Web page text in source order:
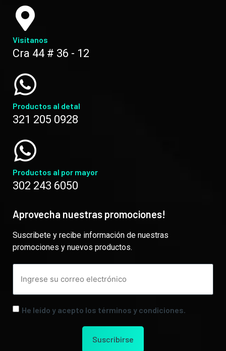
Visítanos
Cra 44 # 36 - 12
Productos al detal
321 205 0928
Productos al por mayor
302 243 6050
Aprovecha nuestras promociones!
Suscribete y recibe información de nuestras
promociones y nuevos productos.
He leído y acepto los términos y condiciones.